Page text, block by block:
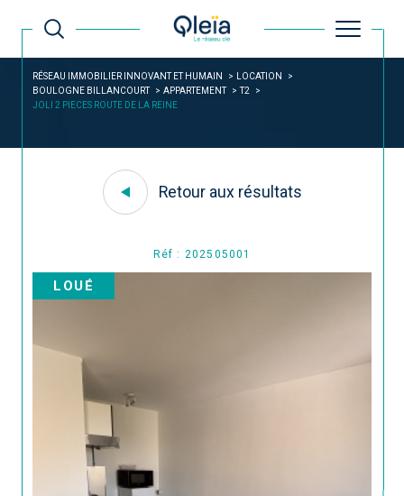
RÉSEAU IMMOBILIER INNOVANT ET HUMAIN
LOCATION
BOULOGNE BILLANCOURT
APPARTEMENT
T2
JOLI 2 PIECES ROUTE DE LA REINE
Retour aux résultats
Réf : 202505001
LOUÉ